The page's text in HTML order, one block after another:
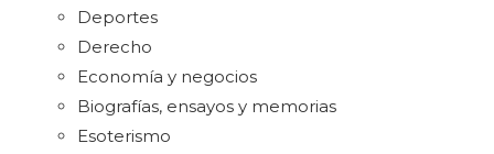
Deportes
Derecho
Economía y negocios
Biografías, ensayos y memorias
Esoterismo